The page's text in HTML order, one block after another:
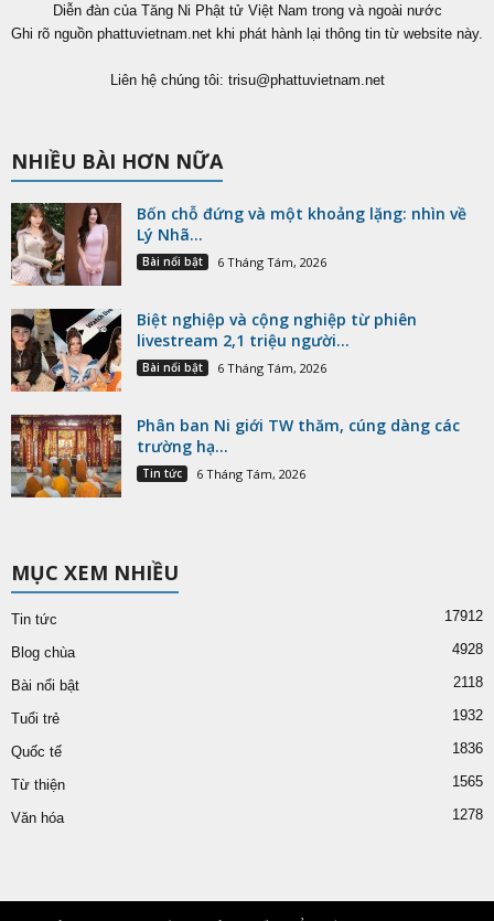
Diễn đàn của Tăng Ni Phật tử Việt Nam trong và ngoài nước
Ghi rõ nguồn phattuvietnam.net khi phát hành lại thông tin từ website này.
Liên hệ chúng tôi: trisu@phattuvietnam.net
NHIỀU BÀI HƠN NỮA
Bốn chỗ đứng và một khoảng lặng: nhìn về
Lý Nhã...
Bài nổi bật 6 Tháng Tám, 2026
Biệt nghiệp và cộng nghiệp từ phiên
livestream 2,1 triệu người...
Bài nổi bật 6 Tháng Tám, 2026
Phân ban Ni giới TW thăm, cúng dàng các
trường hạ...
Tin tức 6 Tháng Tám, 2026
MỤC XEM NHIỀU
Tin tức 17912
Blog chùa 4928
Bài nổi bật 2118
Tuổi trẻ 1932
Quốc tế 1836
Từ thiện 1565
Văn hóa 1278